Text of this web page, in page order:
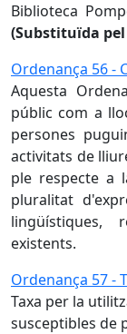
Biblioteca
(Substituïda
Ordenança 56 -
Aquesta
públic com a
persones
activitats de
ple respecte a
pluralitat
lingüístiques,
existents.
Ordenança 57 -
Taxa per la
susceptibles de